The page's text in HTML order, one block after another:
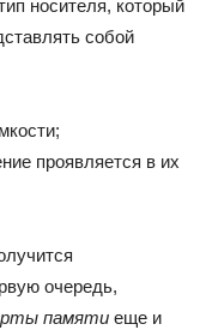
носителя, который
собой
проявляется в их
очередь,
памяти еще и